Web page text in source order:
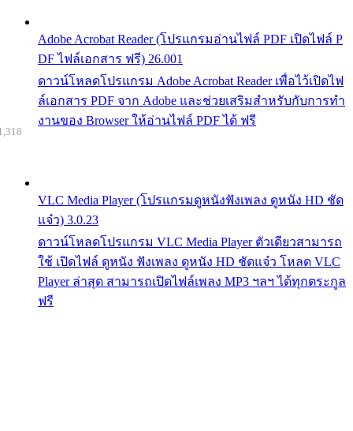
Adobe Acrobat Reader (โปรแกรมอ่านไฟล์ PDF เปิดไฟล์ P
DF ไฟล์เอกสาร ฟรี) 26.001
ดาวน์โหลดโปรแกรม Adobe Acrobat Reader เพื่อไว้เปิดไฟ
ล์เอกสาร PDF จาก Adobe และช่วยเสริมสำหรับกับการทำ
งานของ Browser ให้อ่านไฟล์ PDF ได้ ฟรี
VLC Media Player (โปรแกรมดูหนังฟังเพลง ดูหนัง HD ชัด
แจ๋ว) 3.0.23
ดาวน์โหลดโปรแกรม VLC Media Player ตัวเดียวสามารถ
ใช้ เปิดไฟล์ ดูหนัง ฟังเพลง ดูหนัง HD ชัดแจ๋ว โหลด VLC
Player ล่าสุด สามารถเปิดไฟล์เพลง MP3 ฯลฯ ได้ทุกตระกูล
ฟรี